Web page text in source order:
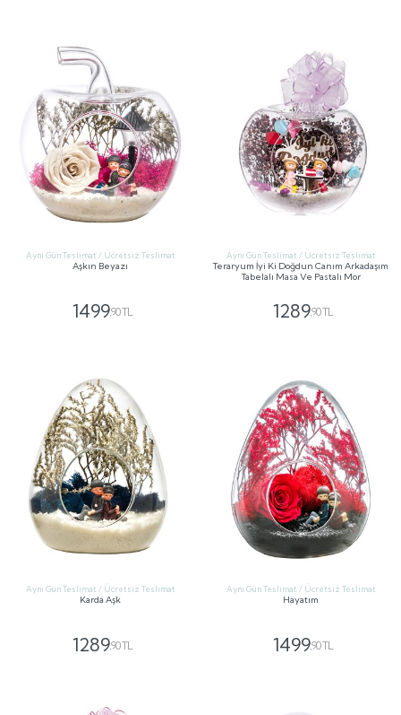
Aynı Gün Teslimat / Ücretsiz Teslimat
Aşkın Beyazı
1499,90 TL
Aynı Gün Teslimat / Ücretsiz Teslimat
Teraryum İyi Ki Doğdun Canım Arkadaşım
Tabelalı Masa Ve Pastalı Mor
1289,90 TL
Aynı Gün Teslimat / Ücretsiz Teslimat
Karda Aşk
1289,90 TL
Aynı Gün Teslimat / Ücretsiz Teslimat
Hayatım
1499,90 TL